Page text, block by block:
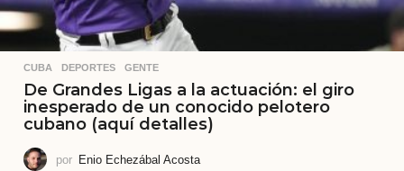
CUBA ,DEPORTES ,GENTE
De Grandes Ligas a la actuación: el giro
inesperado de un conocido pelotero
cubano (aquí detalles)
por Enio Echezábal Acosta